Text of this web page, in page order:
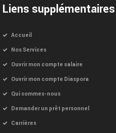
Liens supplémentaires
Accueil
Nos Services
Ouvrir mon compte salaire
Ouvrir mon compte Diaspora
Qui sommes-nous
Demander un prêt personnel
Carrières